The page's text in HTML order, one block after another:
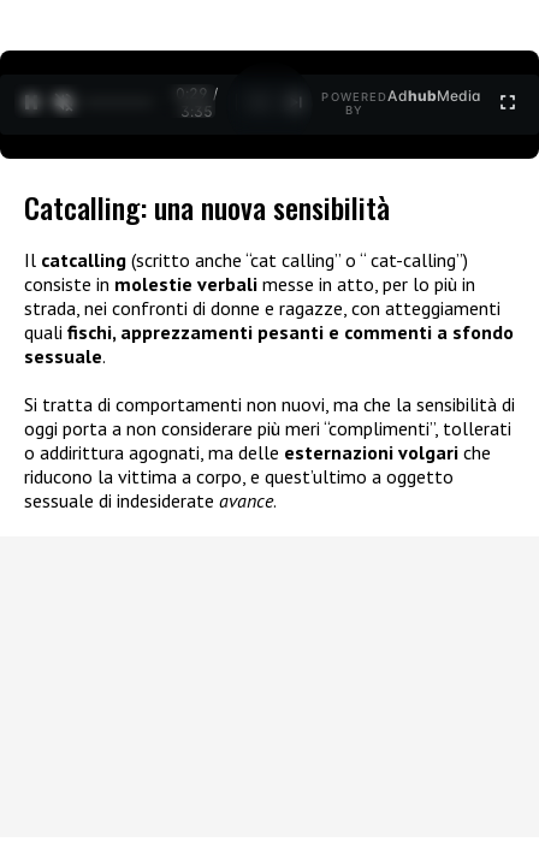
0:30 /
3:35
POWERED
BY
AdhubMedia
Catcalling: una nuova sensibilità
Il catcalling (scritto anche “cat calling” o “ cat-calling”)
consiste in molestie verbali messe in atto, per lo più in
strada, nei confronti di donne e ragazze, con atteggiamenti
quali fischi, apprezzamenti pesanti e commenti a sfondo
sessuale.
Si tratta di comportamenti non nuovi, ma che la sensibilità di
oggi porta a non considerare più meri “complimenti”, tollerati
o addirittura agognati, ma delle esternazioni volgari che
riducono la vittima a corpo, e quest’ultimo a oggetto
sessuale di indesiderate avance.